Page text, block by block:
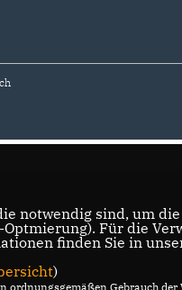
notwendig sind, um
Optmierung). Für die
finden Sie in
)
ordnungsgemäßen Gebrauch der